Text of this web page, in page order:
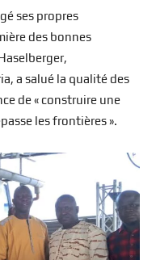
ses propres
des bonnes
a salué la qualité des
de « construire une
les frontières ».